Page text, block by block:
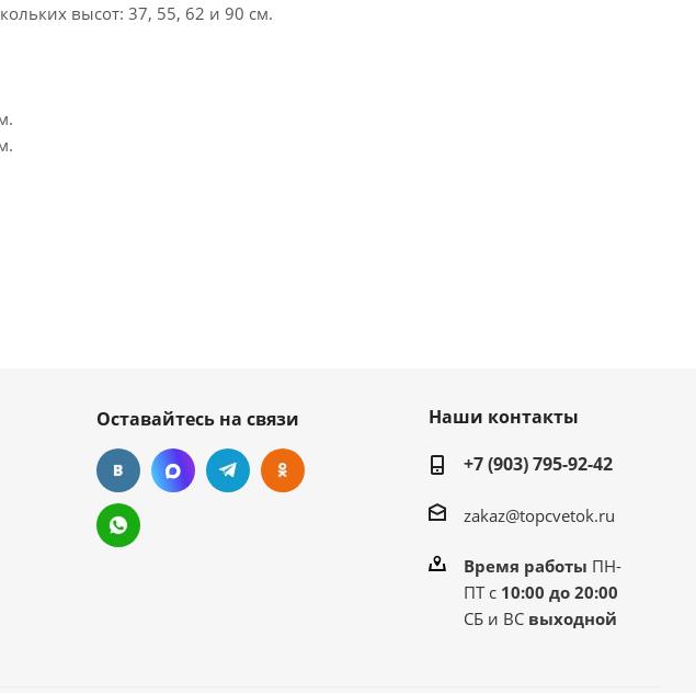
высот: 37, 55, 62 и 90 см.
Оставайтесь на связи
Наши контакты
+7 (903) 795-92-42
zakaz@topcvetok.ru
Время работы ПН-
ПТ с 10:00 до 20:00
СБ и ВС выходной